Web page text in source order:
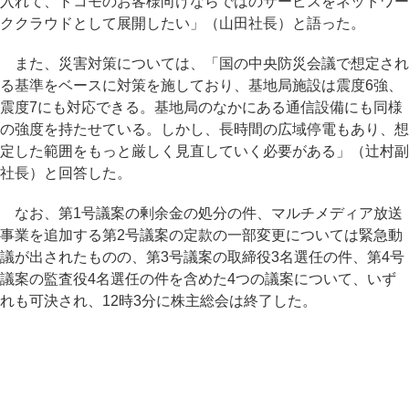
ククラウドとして展開したい」（山田社長）と語った。
また、災害対策については、「国の中央防災会議で想定され
る基準をベースに対策を施しており、基地局施設は震度6強、
震度7にも対応できる。基地局のなかにある通信設備にも同様
の強度を持たせている。しかし、長時間の広域停電もあり、想
定した範囲をもっと厳しく見直していく必要がある」（辻村副
社長）と回答した。
なお、第1号議案の剰余金の処分の件、マルチメディア放送
事業を追加する第2号議案の定款の一部変更については緊急動
議が出されたものの、第3号議案の取締役3名選任の件、第4号
議案の監査役4名選任の件を含めた4つの議案について、いず
れも可決され、12時3分に株主総会は終了した。